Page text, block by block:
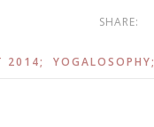
SHARE:
2014; YOGALOSOPHY;